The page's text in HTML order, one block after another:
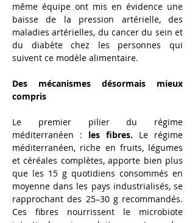
même équipe ont mis en évidence une
baisse de la pression artérielle, des
maladies artérielles, du cancer du sein et
du diabète chez les personnes qui
suivent ce modèle alimentaire.
Des mécanismes désormais mieux
compris
Le premier pilier du régime
méditerranéen : les fibres. Le régime
méditerranéen, riche en fruits, légumes
et céréales complètes, apporte bien plus
que les 15 g quotidiens consommés en
moyenne dans les pays industrialisés, se
rapprochant des 25–30 g recommandés.
Ces fibres nourrissent le microbiote